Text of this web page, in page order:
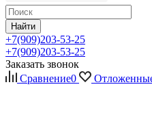
Найти
+7(909)203-53-25
+7(909)203-53-25
Заказать звонок
Сравнение0